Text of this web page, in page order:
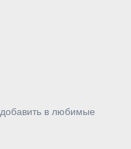
добавить в любимые